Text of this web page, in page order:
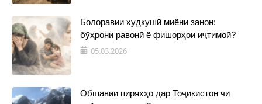
Болоравии худкушӣ миёни занон:
бӯҳрони равонӣ ё фишорҳои иҷтимоӣ?
05.03.2026
Обшавии пиряхҳо дар Тоҷикистон чӣ